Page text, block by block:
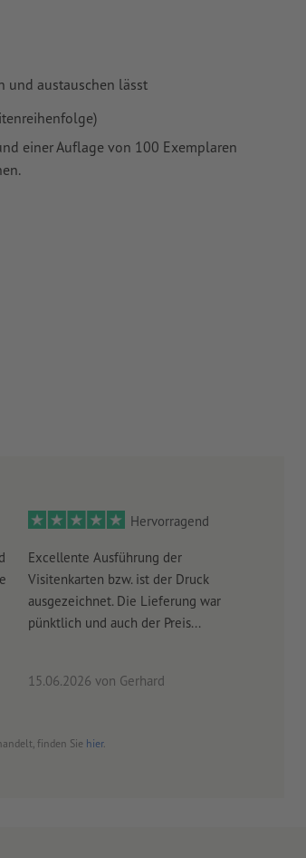
und austauschen lässt
einer Auflage von 100 Exemplaren
Hervorragend
Excellente Ausführung der
Visitenkarten bzw. ist der Druck
ausgezeichnet. Die Lieferung war
pünktlich und auch der Preis...
15.06.2026 von Gerhard
finden Sie hier.